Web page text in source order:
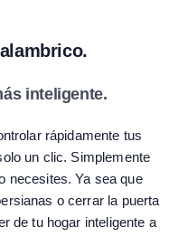
inteligente.
rápidamente tus
un clic. Simplemente
necesites. Ya sea que
o cerrar la puerta
de tu hogar inteligente a